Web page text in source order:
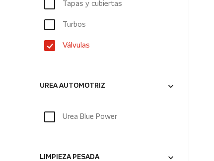
Tapas y cubiertas
Turbos
Válvulas
UREA AUTOMOTRIZ
Urea Blue Power
LIMPIEZA PESADA